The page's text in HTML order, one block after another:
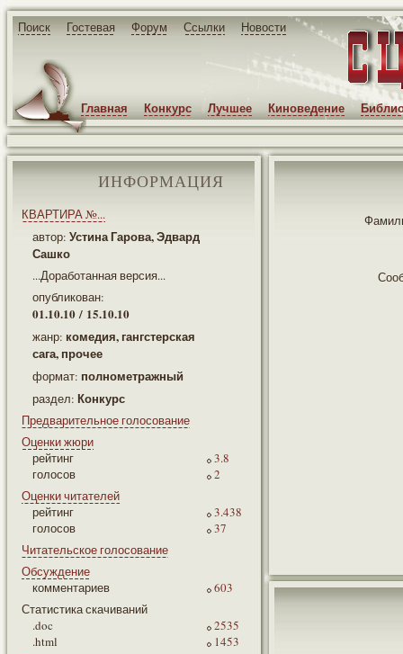
Поиск Гостевая Форум Ссылки Новости
Главная Конкурс Лучшее Киноведение
ИНФОРМАЦИЯ
КВАРТИРА №...
автор: Устина Гарова, Эдвард
Сашко
...Доработанная версия...
опубликован:
01.10.10 / 15.10.10
жанр: комедия, гангстерская
сага, прочее
формат: полнометражный
раздел: Конкурс
Предварительное голосование
Оценки жюри
рейтинг
3.8
голосов
2
Оценки читателей
рейтинг
3.438
голосов
37
Читательское голосование
Обсуждение
комментариев
603
Статистика скачиваний
.doc
2535
.html
1453